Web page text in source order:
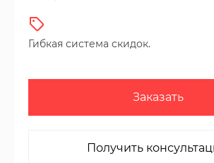
Гибкая система скидок.
Заказать
Получить